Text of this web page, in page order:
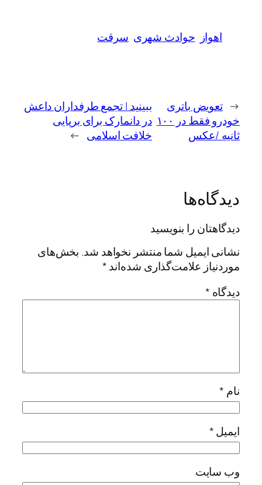
اهواز حوادث شهری سرقت
← تعویض باتری
خودرو فقط در ۱۰۰
ثانیه /عکس
ببینید | تجمع طرفداران داعش
در دانمارک برای برپایی
خلافت اسلامی →
دیدگاه‌ها
دیدگاهتان را بنویسید
نشانی ایمیل شما منتشر نخواهد شد. بخش‌های
موردنیاز علامت‌گذاری شده‌اند*
دیدگاه *
نام *
ایمیل*
وب‌ سایت